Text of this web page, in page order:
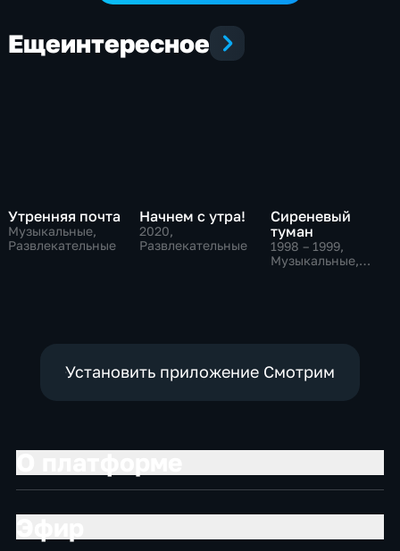
Ещеинтересное
Утренняя почта
Музыкальные,
Развлекательные
Начнем с утра!
2020,
Развлекательные
Сиреневый
туман
1998 – 1999,
Музыкальные,
Установить приложение Смотрим